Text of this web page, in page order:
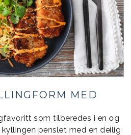
MED
som tilberedes i en og
penslet med en deilig